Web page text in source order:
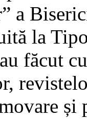
a
la
făcut